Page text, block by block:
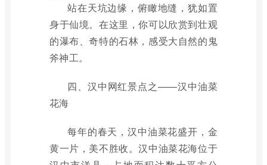
站在天坑边缘，俯瞰地缝，犹如置
身于仙境。在这里，你可以欣赏到壮观
的瀑布、奇特的石林，感受大自然的鬼
斧神工。
四、汉中网红景点之——汉中油菜
花海
每年的春天，汉中油菜花盛开，金
黄一片，美不胜收。汉中油菜花海位于